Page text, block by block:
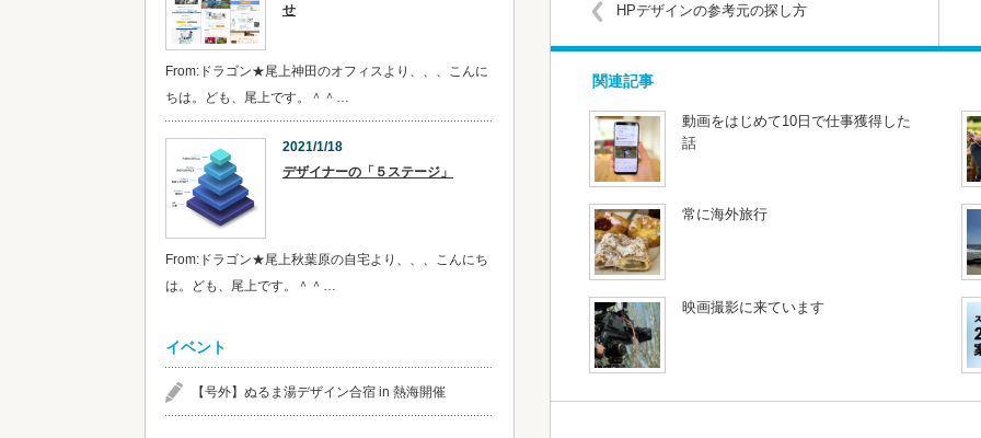
HPデザインの参考元の探し方
関連記事
動画をはじめて10日で仕事獲得した
話
常に海外旅行
映画撮影に来ています
せ
From:ドラゴン★尾上神田のオフィスより、、、こんに
ちは。ども、尾上です。＾＾…
2021/1/18
デザイナーの「５ステージ」
From:ドラゴン★尾上秋葉原の自宅より、、、こんにち
は。ども、尾上です。＾＾…
イベント
【号外】ぬるま湯デザイン合宿 in 熱海開催